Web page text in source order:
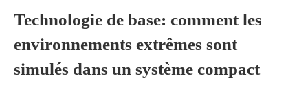
Technologie de base: comment les
environnements extrêmes sont
simulés dans un système compact